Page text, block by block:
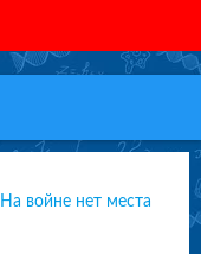
войне нет места